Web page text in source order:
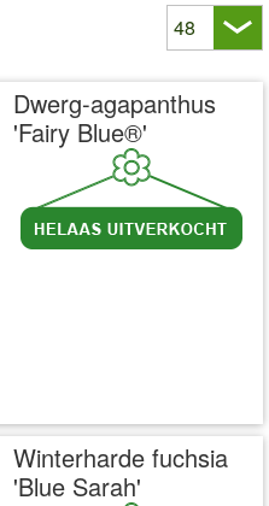
Dwerg-agapanthus
'Fairy Blue®'
Winterharde fuchsia
'Blue Sarah'